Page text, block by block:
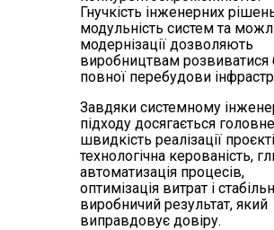
Гнучкість інженерних
модульність систем та
модернізації дозволяють
виробництвам розвиватися
повної перебудови
Завдяки системному
підходу досягається
швидкість реалізації
технологічна керованість,
автоматизація процесів,
оптимізація витрат і
виробничий результат, який
виправдовує довіру.